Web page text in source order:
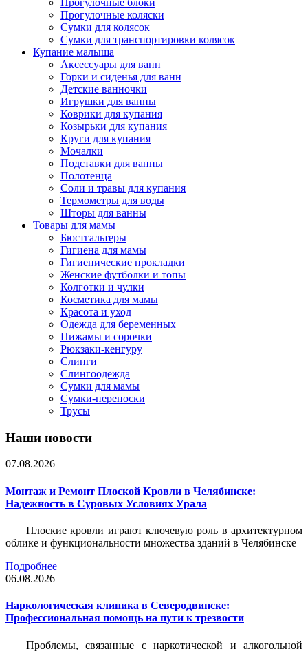
Прогулочные блоки
Прогулочные коляски
Сумки для колясок
Сумки для транспортировки колясок
Купание малыша
Аксессуары для ванн
Горки и сиденья для ванн
Детские ванночки
Игрушки для ванны
Коврики для купания
Козырьки для купания
Круги для купания
Мочалки
Подставки для ванны
Полотенца
Соли и травы для купания
Термометры для воды
Шторы для ванны
Товары для мамы
Бюстгальтеры
Гигиена для мамы
Гигиенические прокладки
Женские футболки и топы
Колготки и чулки
Косметика для мамы
Красота и уход
Одежда для беременных
Пижамы и сорочки
Рюкзаки-кенгуру
Слинги
Слингоодежда
Сумки для мамы
Сумки-переноски
Трусы
Наши новости
07.08.2026
Монтаж и Ремонт Плоской Кровли в Челябинске:
Надежность в Суровых Условиях Урала
Плоские кровли играют ключевую роль в архитектурном
облике и функциональности множества зданий в Челябинске
Подробнее
06.08.2026
Наркологическая клиника в Северодвинске:
Профессиональная помощь на пути к трезвости
Проблемы, связанные с наркотической и алкогольной